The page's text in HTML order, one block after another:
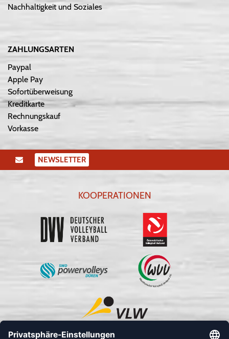
Nachhaltigkeit und Soziales
ZAHLUNGSARTEN
Paypal
Apple Pay
Sofortüberweisung
Kreditkarte
Rechnungskauf
Vorkasse
NEWSLETTER
KOOPERATIONEN